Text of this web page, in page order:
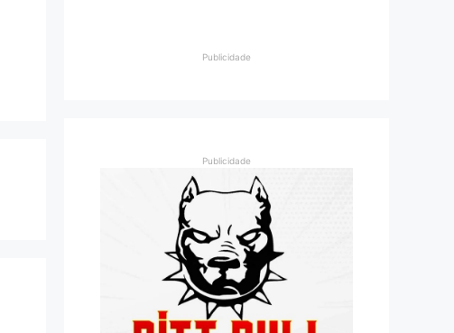
Publicidade
Publicidade